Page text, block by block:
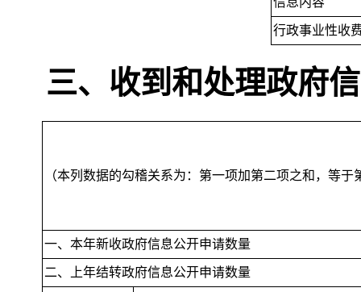
行政事业性收
三、收到和处理政府
（本列数据的勾稽关系为：第一项加第二项之和 ，等于
一、本年新收政府信息公开申请数量
二、上年结转政府信息公开申请数量